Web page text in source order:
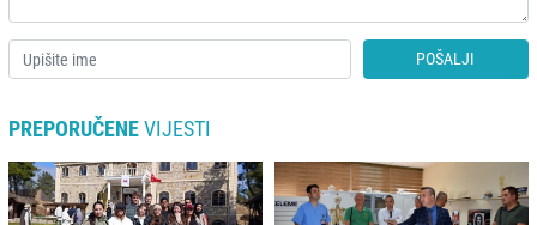
POŠALJI
PREPORUČENEVIJESTI